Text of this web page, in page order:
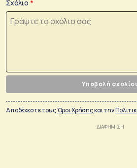
Σχόλιο
Υποβολή
Αποδέχεστε τουςΌροι Χρήσηςκαι την